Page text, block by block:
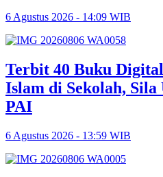
6 Agustus 2026 - 14:09 WIB
Terbit 40 Buku
Islam di Sekolah,
PAI
6 Agustus 2026 - 13:59 WIB